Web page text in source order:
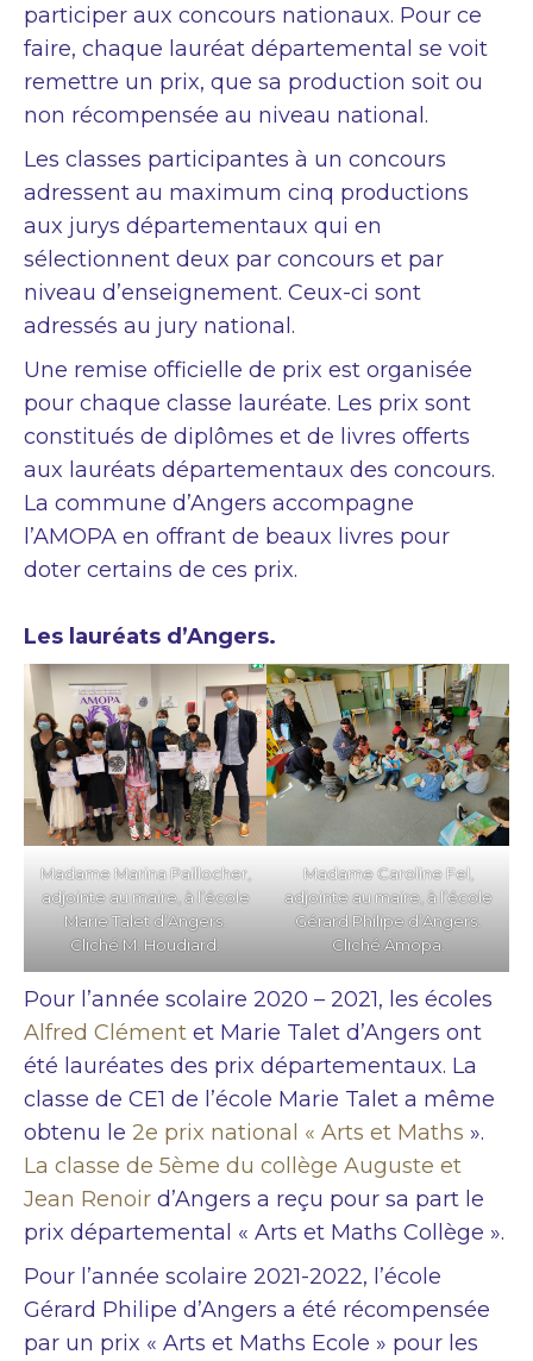
participer aux concours nationaux. Pour ce
faire, chaque lauréat départemental se voit
remettre un prix, que sa production soit ou
non récompensée au niveau national.
Les classes participantes à un concours
adressent au maximum cinq productions
aux jurys départementaux qui en
sélectionnent deux par concours et par
niveau d’enseignement. Ceux-ci sont
adressés au jury national.
Une remise officielle de prix est organisée
pour chaque classe lauréate. Les prix sont
constitués de diplômes et de livres offerts
aux lauréats départementaux des concours.
La commune d’Angers accompagne
l’AMOPA en offrant de beaux livres pour
doter certains de ces prix.
Les lauréats d’Angers.
Madame Marina Paillocher,
adjointe au maire, à l’école
Marie Talet d’Angers.
Cliché M. Houdiard.
Madame Caroline Fel,
adjointe au maire, à l’école
Gérard Philipe d’Angers.
Cliché Amopa.
Pour l’année scolaire 2020 – 2021, les écoles
Alfred Clément et Marie Talet d’Angers ont
été lauréates des prix départementaux. La
classe de CE1 de l’école Marie Talet a même
obtenu le 2e prix national « Arts et Maths ».
La classe de 5ème du collège Auguste et
Jean Renoir d’Angers a reçu pour sa part le
prix départemental « Arts et Maths Collège ».
Pour l’année scolaire 2021-2022, l’école
Gérard Philipe d’Angers a été récompensée
par un prix « Arts et Maths Ecole » pour les